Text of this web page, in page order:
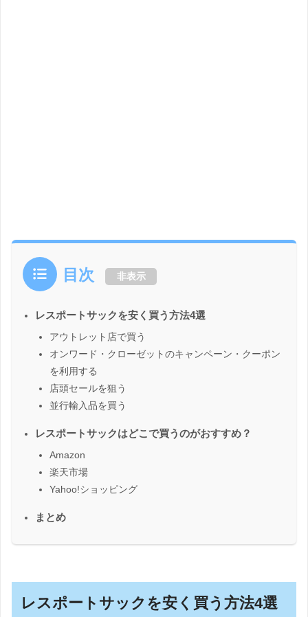
目次 非表示
レスポートサックを安く買う方法4選
アウトレット店で買う
オンワード・クローゼットのキャンペーン・クーポン
を利用する
店頭セールを狙う
並行輸入品を買う
レスポートサックはどこで買うのがおすすめ？
Amazon
楽天市場
Yahoo!ショッピング
まとめ
レスポートサックを安く買う方法4選